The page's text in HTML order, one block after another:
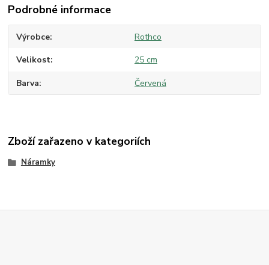
Podrobné informace
Výrobce Rothco
Velikost 25 cm
Barva Červená
Zboží zařazeno v kategoriích
Náramky